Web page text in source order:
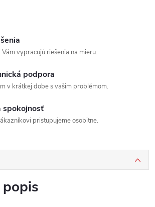
vypracujú riešenia na mieru.
podpora
v krátkej dobe s vašim problémom.
spokojnosť
pristupujeme osobitne.